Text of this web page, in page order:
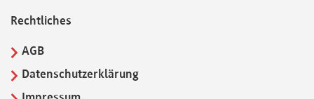
Rechtliches
AGB
Datenschutzerklärung